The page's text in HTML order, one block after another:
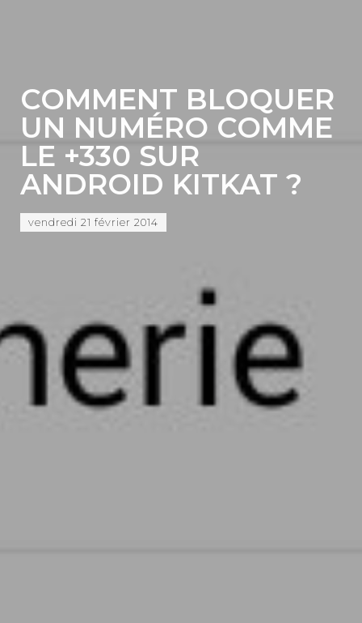
COMMENT BLOQUER
UN NUMÉRO COMME
LE +330 SUR
ANDROID KITKAT ?
vendredi 21 février 2014